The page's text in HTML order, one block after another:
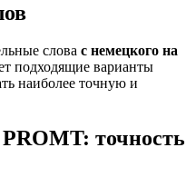
слова с немецкого на
подходящие варианты
наиболее точную и
точность